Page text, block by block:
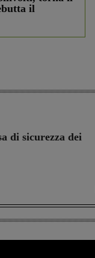
il
di sicurezza dei